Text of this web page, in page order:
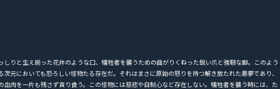
りと生え揃った花弁のような口、犠牲者を襲うための曲がりくねった鋭い爪と強靭な脚。このよう
元においても恐ろしい怪物たる存在だ。それはまさに原始の怒りを持つ解き放たれた悪夢であり、
肉を一片も残さず貪り食う。この怪物には慈悲や自制心など存在しない。犠牲者を襲う時には、た